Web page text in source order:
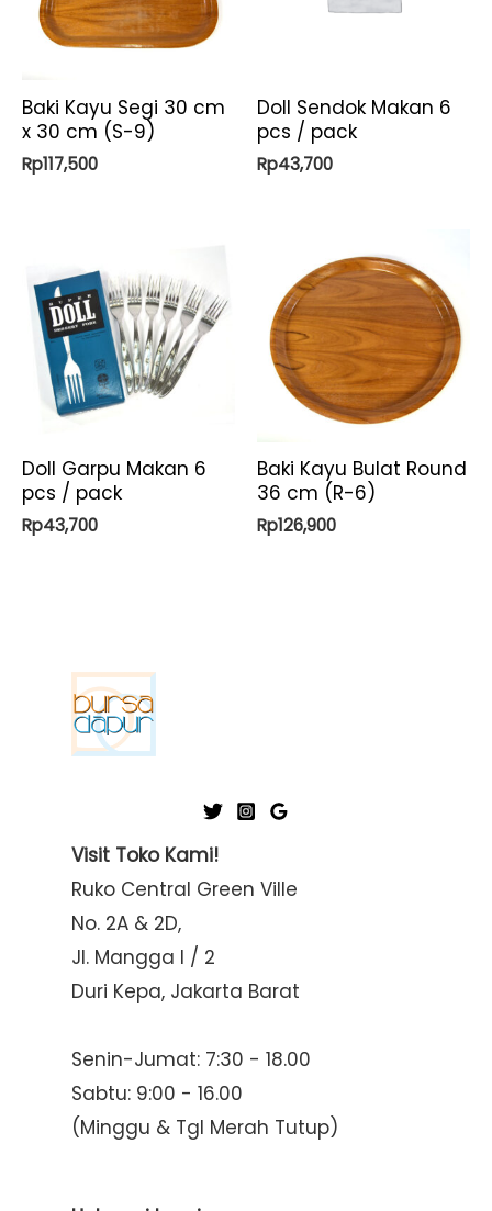
Baki Kayu Segi 30 cm
x 30 cm (S-9)
Rp117,500
Doll Sendok Makan 6
pcs / pack
Rp43,700
Doll Garpu Makan 6
pcs / pack
Rp43,700
Baki Kayu Bulat Round
36 cm (R-6)
Rp126,900
Visit Toko Kami!
Ruko Central Green Ville
No. 2A & 2D,
Jl. Mangga I / 2
Duri Kepa, Jakarta Barat
Senin-Jumat: 7:30 - 18.00
Sabtu: 9:00 - 16.00
(Minggu & Tgl Merah Tutup)